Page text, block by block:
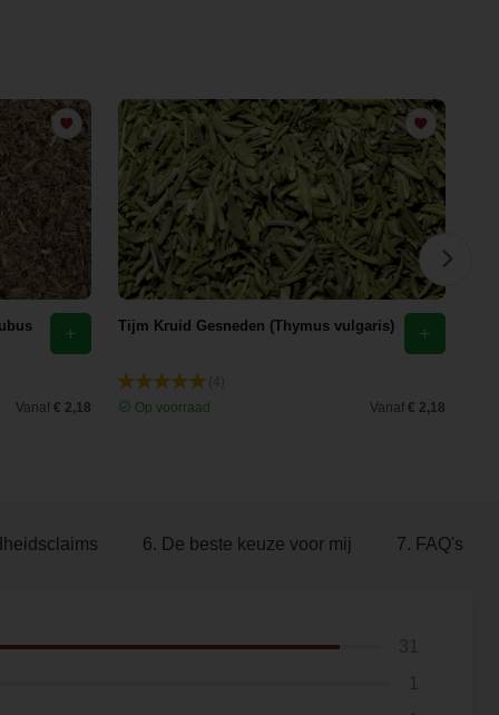
Vanaf € 2,18
Tijm Kruid Gesneden (Thymus vulgaris)
Op voorraad
Vanaf € 2,18
6. De beste keuze voor mij 7. FAQ's